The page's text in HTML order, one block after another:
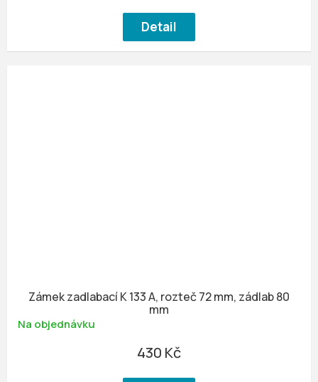
Detail
Zámek zadlabací K 133 A, rozteč 72 mm, zádlab 80
mm
Na objednávku
430 Kč